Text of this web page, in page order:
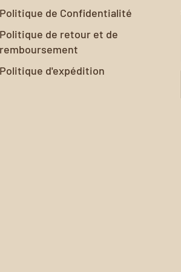
Politique de Confidentialité
Politique de retour et de
remboursement
Politique d'expédition